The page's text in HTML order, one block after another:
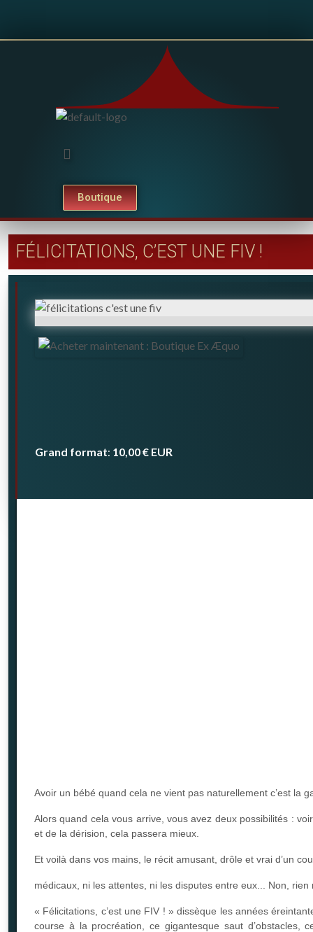
Boutique
FÉLICITATIONS, C’EST UNE FIV !
Grand format: 10,00 € EUR
Avoir un bébé quand cela ne vient pas naturellement c’est la
Alors quand cela vous arrive, vous avez deux possibilités :
et de la dérision, cela passera mieux.
Et voilà dans vos mains, le récit amusant, drôle et vrai d’un
médicaux, ni les attentes, ni les disputes entre eux... Non, rien
« Félicitations, c’est une FIV ! » dissèque les années
course à la procréation, ce gigantesque saut d’obstacles,